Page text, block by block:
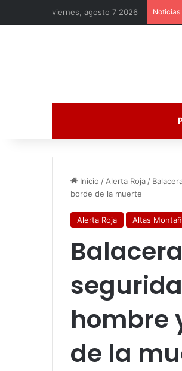
viernes, agosto 7 2026 Noticias
Inicio / Alerta Roja /
borde de la muerte
Alerta Roja Altas
hombre
de la